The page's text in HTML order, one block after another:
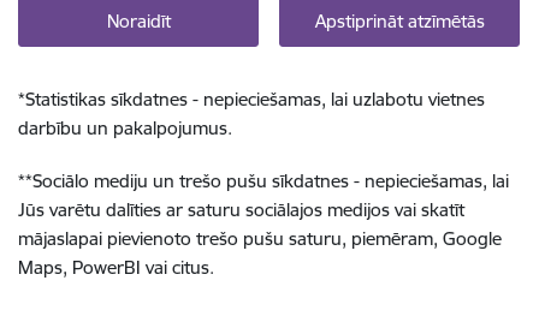
Noraidīt Apstiprināt atzīmētās
*Statistikas sīkdatnes - nepieciešamas, lai uzlabotu vietnes
darbību un pakalpojumus.
**Sociālo mediju un trešo pušu sīkdatnes - nepieciešamas, lai
Jūs varētu dalīties ar saturu sociālajos medijos vai skatīt
mājaslapai pievienoto trešo pušu saturu, piemēram, Google
Maps, PowerBI vai citus.